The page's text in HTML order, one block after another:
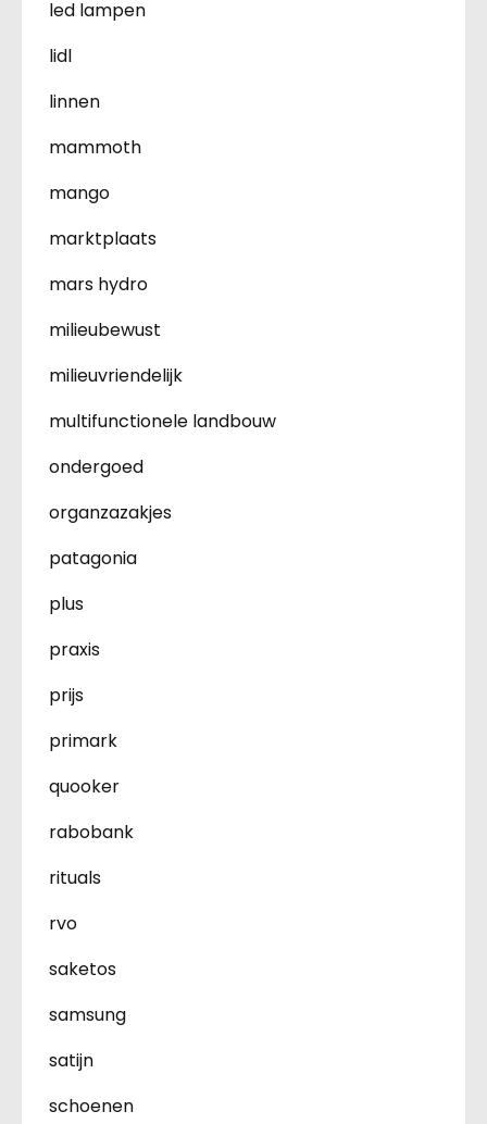
led lampen
lidl
linnen
mammoth
mango
marktplaats
mars hydro
milieubewust
milieuvriendelijk
multifunctionele landbouw
ondergoed
organzazakjes
patagonia
plus
praxis
prijs
primark
quooker
rabobank
rituals
rvo
saketos
samsung
satijn
schoenen